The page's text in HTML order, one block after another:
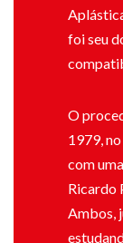
foi seu
O
1979,
com
Ricardo
Ambos,